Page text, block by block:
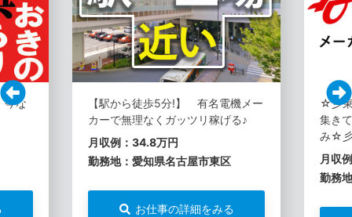
今な
【駅から徒歩5分!】 有名電機メー
カーで無理なくガッツリ稼げる♪
月収例：34.8万円
勤務地：愛知県名古屋市東区
お仕事の詳細をみる
☆彡
集き
み☆
月収
勤務